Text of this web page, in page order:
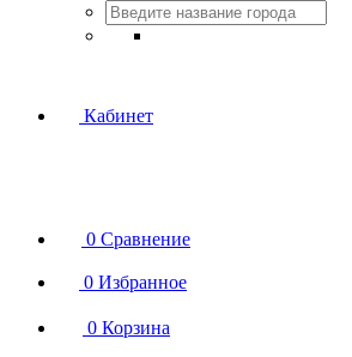
Кабинет
0 Сравнение
0 Избранное
0 Корзина